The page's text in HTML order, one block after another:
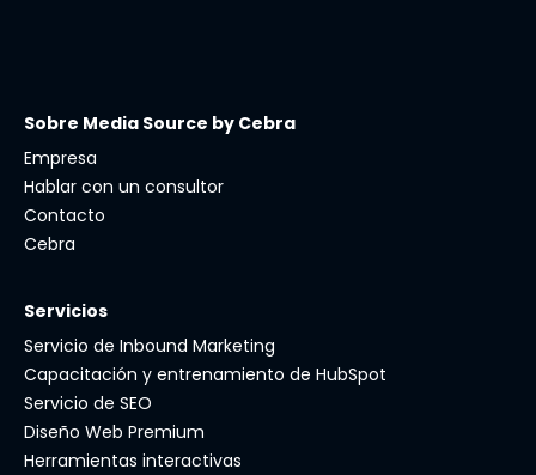
Sobre Media Source by Cebra
Empresa
Hablar con un consultor
Contacto
Cebra
Servicios
Servicio de Inbound Marketing
Capacitación y entrenamiento de HubSpot
Servicio de SEO
Diseño Web Premium
Herramientas interactivas